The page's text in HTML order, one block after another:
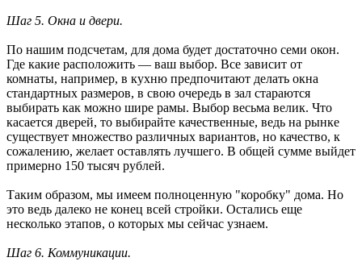
Шаг 5. Окна и двери.
По нашим подсчетам, для дома будет достаточно семи окон.
Где какие расположить — ваш выбор. Все зависит от
комнаты, например, в кухню предпочитают делать окна
стандартных размеров, в свою очередь в зал стараются
выбирать как можно шире рамы. Выбор весьма велик. Что
касается дверей, то выбирайте качественные, ведь на рынке
существует множество различных вариантов, но качество, к
сожалению, желает оставлять лучшего. В общей сумме выйдет
примерно 150 тысяч рублей.
Таким образом, мы имеем полноценную "коробку" дома. Но
это ведь далеко не конец всей стройки. Остались еще
несколько этапов, о которых мы сейчас узнаем.
Шаг 6. Коммуникации.